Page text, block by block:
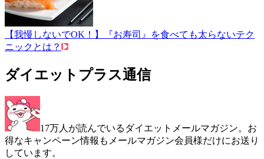
【我慢しないでOK！】『お寿司』を食べても太らないテク
ニックとは？
ダイエットプラス通信
17万人が読んでいるダイエットメールマガジン。お
得なキャンペーン情報もメールマガジン会員様だけにお送り
しています。